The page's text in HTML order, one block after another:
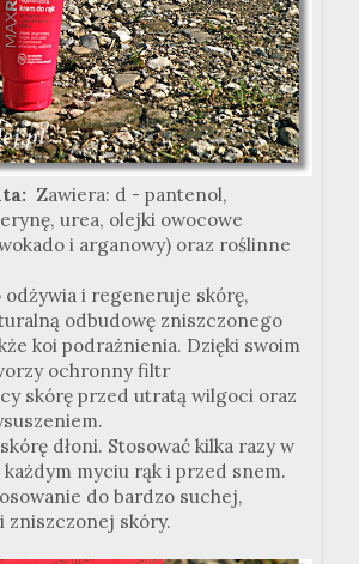
Zawiera: d - pantenol,
urea, olejki owocowe
i arganowy) oraz roślinne
odżywia i regeneruje skórę,
odbudowę zniszczonego
koi podrażnienia. Dzięki swoim
ochronny filtr
skórę przed utratą wilgoci oraz
dłoni. Stosować kilka razy w
myciu rąk i przed snem.
do bardzo suchej,
zniszczonej skóry.